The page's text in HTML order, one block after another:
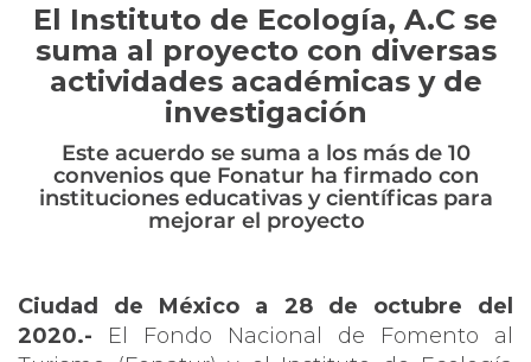
El Instituto de Ecología, A.C se
suma al proyecto con diversas
actividades académicas y de
investigación
Este acuerdo se suma a los más de 10
convenios que Fonatur ha firmado con
instituciones educativas y científicas para
mejorar el proyecto
Ciudad de México a 28 de octubre del
2020.- El Fondo Nacional de Fomento al